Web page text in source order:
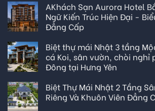
AKhách Sạn Aurora Hotel
Ngữ Kiến Trúc Hiện Đại -
Đẳng Cấp
Biệt thự mái Nhật 3 tầng
cá Koi, sân vườn, chòi nghỉ
Đông tại Hưng Yên
Biệt Thự Mái Nhật 2 Tầng
Riêng Và Khuôn Viên Đẳng